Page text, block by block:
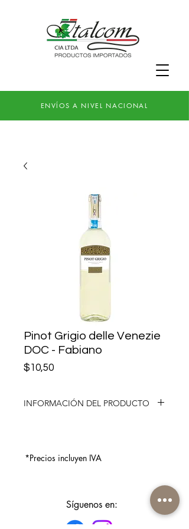
ENVÍOS A NIVEL NACIONAL
Pinot Grigio delle Venezie
DOC - Fabiano
$10,50Precio
INFORMACIÓN DEL PRODUCTO
con un color amarillo pajizo
Aroma: Perfumes elegantes como
flores blancas (flor de acacia),
almendras y con notas que
recuerdan a peras y manzanas
*Precios incluyen IVA
Síguenos en: